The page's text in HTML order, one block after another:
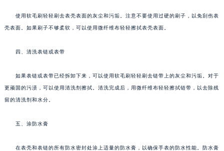
使用软毛刷轻轻刷去表壳表面的灰尘和污垢。注意不要使用过硬的刷子，以免刮伤表
壳表面。如果刷子不够柔软，可以使用微纤维布轻轻擦拭表壳表面。
四、清洗表链或表带
如果表链或表带已经拆卸下来，可以使用软毛刷轻轻刷去链带上的灰尘和污垢。对于
更顽固的污渍，可以使用清洗剂擦拭。清洗完成后，用微纤维布轻轻擦拭链带，以去除残
留的清洗剂和水分。
五、涂防水膏
在表壳和表链的所有防水密封处涂上适量的防水膏，以确保手表的防水性能。防水膏